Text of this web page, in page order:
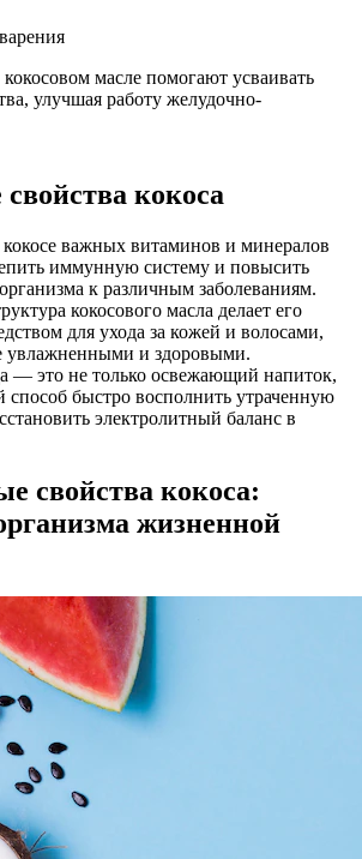
масле помогают усваивать
улучшая работу желудочно-
кокоса
важных витаминов и минералов
иммунную систему и повысить
к различным заболеваниям.
кокосового масла делает его
для ухода за кожей и волосами,
увлажненными и здоровыми.
— это не только освежающий напиток,
быстро восполнить утраченную
электролитный баланс в
свойства кокоса:
жизненной